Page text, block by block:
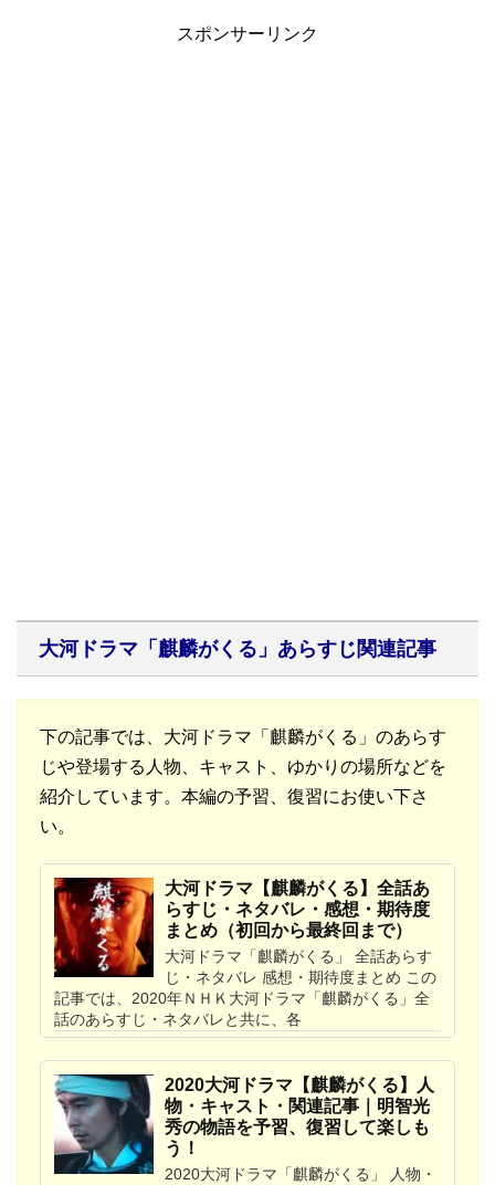
スポンサーリンク
大河ドラマ「麒麟がくる」あらすじ関連記事
下の記事では、大河ドラマ「麒麟がくる」のあらす
じや登場する人物、キャスト、ゆかりの場所などを
紹介しています。本編の予習、復習にお使い下さ
い。
大河ドラマ【麒麟がくる】全話あ
らすじ・ネタバレ・感想・期待度
まとめ（初回から最終回まで）
大河ドラマ「麒麟がくる」 全話あらす
じ・ネタバレ 感想・期待度まとめ この
記事では、2020年ＮＨＫ大河ドラマ「麒麟がくる」全
話のあらすじ・ネタバレと共に、各
2020大河ドラマ【麒麟がくる】人
物・キャスト・関連記事｜明智光
秀の物語を予習、復習して楽しも
う！
2020大河ドラマ「麒麟がくる」 人物・